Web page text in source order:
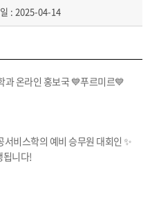
: 2025-04-14
과 온라인 홍보국 💙푸르미르💙
비스학의 예비 승무원 대회인 ✨
됩니다!